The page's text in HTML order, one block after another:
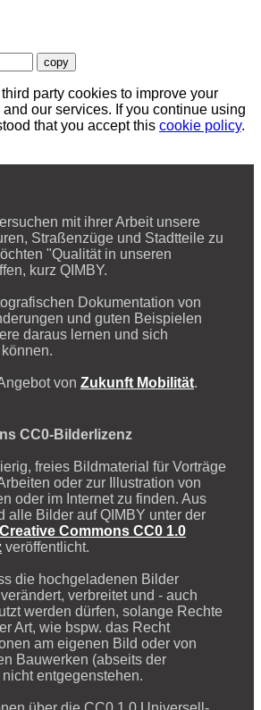
copy
party cookies to improve your
our services. If you continue using
that you accept this cookie policy.
mit ihrer Arbeit unsere
Straßenzüge und Stadtteile zu
"Qualität in unseren
kurz QIMBY.
Dokumentation von
und guten Beispielen
daraus lernen und sich
von Zukunft Mobilität.
CC0-Bilderlizenz
freies Bildmaterial für Vorträge
oder zur Illustration von
oder im Internet zu finden. Aus
alle Bilder auf QIMBY unter der
Creative Commons CC0 1.0
veröffentlicht.
die hochgeladenen Bilder
verbreitet und - auch
werden dürfen, solange Rechte
Art, wie bspw. das Recht
am eigenen Bild oder von
Bauwerken (abseits der
entgegenstehen.